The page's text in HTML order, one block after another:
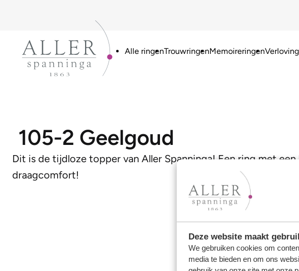
Deze website maakt
We gebruiken cookies om
media te bieden en om ons
Alle ringenTrouwringenMemoireringen
105-2 Geelgoud
Dit is de tijdloze topper van Aller Spanninga! Een ring met
draagcomfort!